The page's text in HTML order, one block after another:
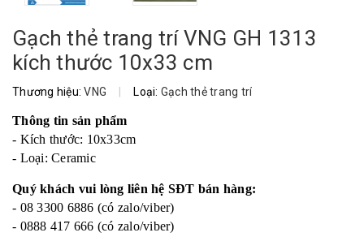
Gạch thẻ trang trí VNG GH 1313
kích thước 10x33 cm
Thương hiệu:VNG Loại: Gạch thẻ trang trí
Thông tin sản phẩm
- Kích thước: 10x33cm
- Loại: Ceramic
Quý khách vui lòng liên hệ SĐT bán hàng:
- 08 3300 6886 (có zalo/viber)
- 0888 417 666 (có zalo/viber)